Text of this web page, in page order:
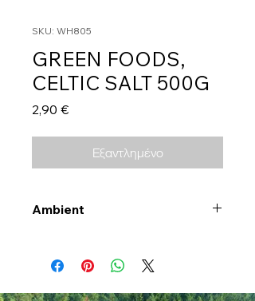
SKU: WH805
GREEN FOODS,
CELTIC SALT 500G
2,90 €Τιμή
Εξαντλημένο
Ambient